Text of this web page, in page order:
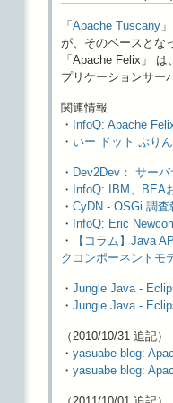
「 Apache Tuscany
が、そのベースとな
「Apache Felix」
プリケーションサー
関連情報
・ InfoQ: Apache
・ いー ドット ぷり
・ Dev2Dev： サー
・ InfoQ: IBM、BEA
・ CyDN - OSGi 調
・ InfoQ: Eric
・
【コラム】Java
クコンポーネントモ
・ Jungle Java -
・ Jungle Java -
（2010/10/31 追記）
・ yasuabe blog:
・ yasuabe blog: